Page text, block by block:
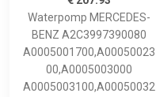
Waterpomp MERCEDES-
BENZ A2C3997390080
A0005001700,A00050023
00,A0005003000
A0005003100,A00050032